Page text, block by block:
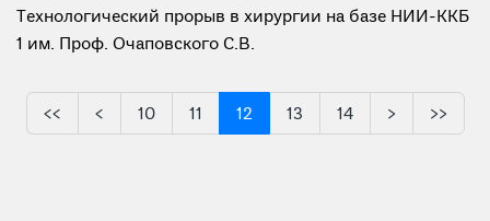
Технологический прорыв в хирургии на базе НИИ-ККБ
1 им. Проф. Очаповского С.В.
<< < 10 11 12 13 14 > >>